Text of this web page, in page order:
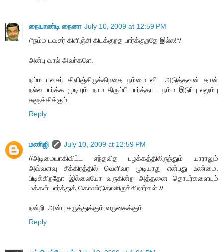
நையாண்டி நைனா July 10, 2009 at 12:59 PM
/*நம்ம டவுசர் கிளிஞ்சி கிடக்குறத பார்க்குறதே இல்ல!*/
அன்பு வால் அவர்களே.
நம்ம டவுசர் கிளிஞ்சிருக்கிறதை நம்மை விட அடுத்தவன் தான்
நல்ல பார்க்க முடியும். நாம திரும்பி பார்த்தா... நம்ம இடுப்பு எலும்பு
சுளுக்கிக்கும்.
Reply
மணிஜி
July 10, 2009 at 12:59 PM
//அடிமையாகிவிட்ட எந்தவித பழக்கத்திலிருந்தும் யாராலும்
அவ்வளவு சீக்கிரத்தில் வெளிவர முடியாது என்பது உண்மை.
பிடிக்கிறதோ இல்லையோ வருகின்ற அத்தனை தொடர்களையும்
மக்கள் பார்த்துக் கொண்டுதானிருக்கிறார்கள்.//
நன்றி..அன்பு.கருத்துக்கும்,வருகைக்கும்
Reply